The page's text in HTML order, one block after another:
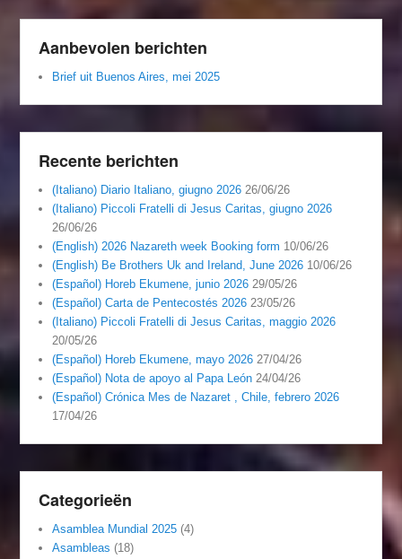
Aanbevolen berichten
Brief uit Buenos Aires, mei 2025
Recente berichten
(Italiano) Diario Italiano, giugno 2026 26/06/26
(Italiano) Piccoli Fratelli di Jesus Caritas, giugno 2026
26/06/26
(English) 2026 Nazareth week Booking form 10/06/26
(English) Be Brothers Uk and Ireland, June 2026 10/06/26
(Español) Horeb Ekumene, junio 2026 29/05/26
(Español) Carta de Pentecostés 2026 23/05/26
(Italiano) Piccoli Fratelli di Jesus Caritas, maggio 2026
20/05/26
(Español) Horeb Ekumene, mayo 2026 27/04/26
(Español) Nota de apoyo al Papa León 24/04/26
(Español) Crónica Mes de Nazaret , Chile, febrero 2026
17/04/26
Categorieën
Asamblea Mundial 2025 (4)
Asambleas (18)